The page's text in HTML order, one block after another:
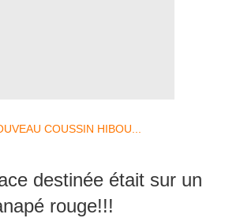
destinée était sur un
rouge!!!